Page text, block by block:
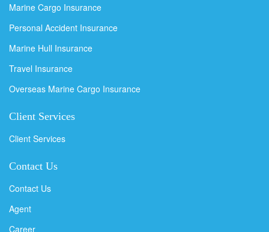
Marine Cargo Insurance
Personal Accident Insurance
Marine Hull Insurance
Travel Insurance
Overseas Marine Cargo Insurance
Client Services
Client Services
Contact Us
Contact Us
Agent
Career